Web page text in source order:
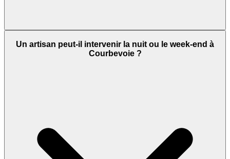
Un artisan peut-il intervenir la nuit ou le week-end à
Courbevoie ?